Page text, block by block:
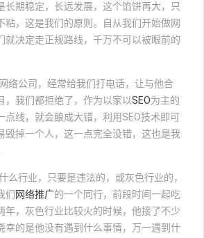
长期稳定，长远发展，这个馅饼再大，只
粘，这是我们的原则。自从我们开始做网
就决定走正规路线，千万不可以被眼前的
络公司，经常给我们打电话，让与他合
，我们都拒绝了，作为以家以SEO为主的
点线，就会酿成大错，利用SEO技术即可
毁掉一个人，这一点完全没错，这也是我
行业，只要是违法的，或灰色行业的，
们 网络推广的一个同行，前段时间一起吃
年，灰色行业比较火的时候，他接了不少
幸的是他没有遇到什么事情，万一遇到什